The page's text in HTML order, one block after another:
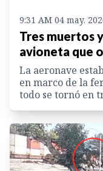
9:31 AM 04 may.
Tres muertos
avioneta que
La aeronave
en marco de la
todo se tornó en